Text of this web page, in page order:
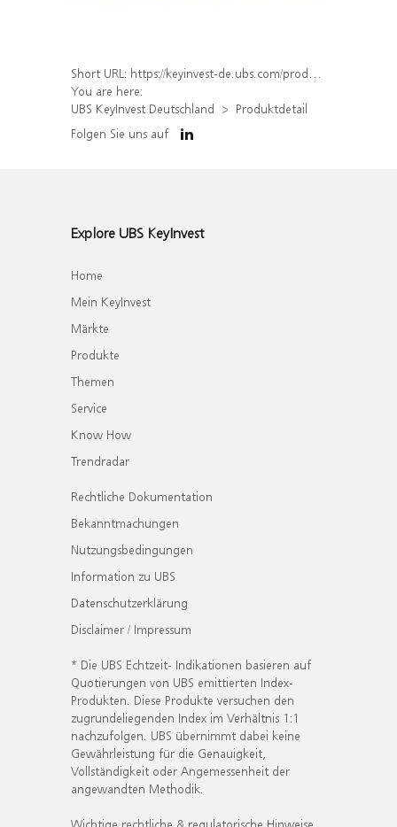
Short URL: https://keyinvest-de.ubs.com/produkt/detail/index/isin/DE000WA6YDL9
You are here:
UBS KeyInvest Deutschland
Produktdetail
Folgen Sie uns auf
Explore UBS KeyInvest
Home
Mein KeyInvest
Märkte
Produkte
Themen
Service
Know How
Trendradar
Rechtliche Dokumentation
Bekanntmachungen
Nutzungsbedingungen
Information zu UBS
Datenschutzerklärung
Disclaimer / Impressum
* Die UBS Echtzeit- Indikationen basieren auf
Quotierungen von UBS emittierten Index-
Produkten. Diese Produkte versuchen den
zugrundeliegenden Index im Verhältnis 1:1
nachzufolgen. UBS übernimmt dabei keine
Gewährleistung für die Genauigkeit,
Vollständigkeit oder Angemessenheit der
angewandten Methodik.